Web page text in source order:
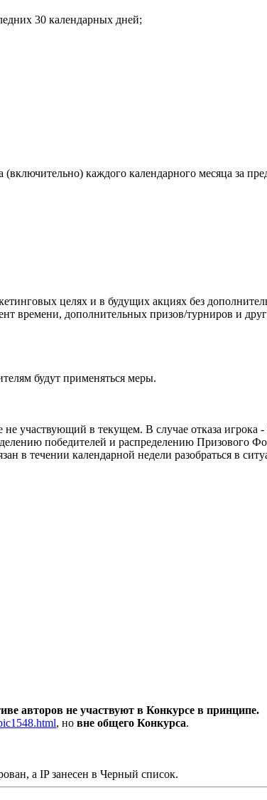
30 календарных дней;
каждого календарного месяца за
целях и в будущих акциях без
времени, дополнительных призов/турниров и
будут применяться меры.
участвующий в текущем. В случае отказа игрока
победителей и распределению Призового
в течении календарной недели разобраться в
авторов не участвуют в Конкурсе в принципе.
, но вне общего Конкурса.
а IP занесен в Черный список.